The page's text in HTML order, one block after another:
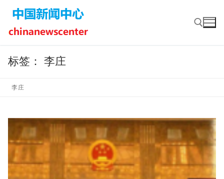
content
标签： 李庄
李庄